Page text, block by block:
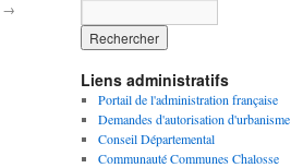
→
Liens administratifs
Portail de l'administration française
Demandes d'autorisation d'urbanisme
Conseil Départemental
Communauté Communes Chalosse